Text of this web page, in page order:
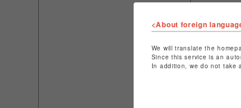
<About foreign
We will translate the
Since this service is an
In addition, we do not take